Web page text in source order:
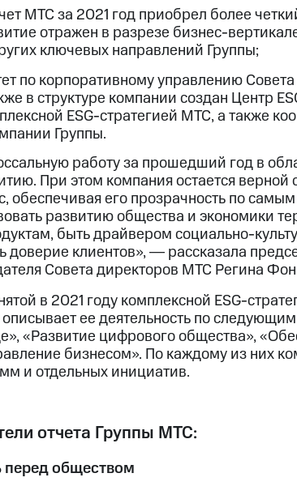
МТС за 2021 год приобрел более
отражен в разрезе бизнес-
ключевых направлений Группы;
по корпоративному управлению
в структуре компании создан Центр
ESG-стратегией МТС, а также
Группы.
работу за прошедший год в
При этом компания остается
обеспечивая его прозрачность по
развитию общества и экономики
быть драйвером социально-
доверие клиентов», ― рассказала
Совета директоров МТС Регина
в 2021 году комплексной ESG-
ее деятельность по
«Развитие цифрового общества»,
бизнесом». По каждому из них
и отдельных инициатив.
отчета Группы МТС:
перед обществом